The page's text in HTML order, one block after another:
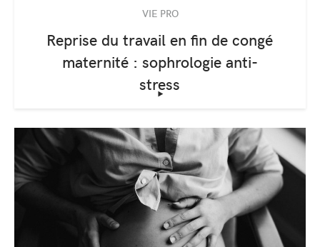
VIE PRO
Reprise du travail en fin de congé
maternité : sophrologie anti-
stress
‣